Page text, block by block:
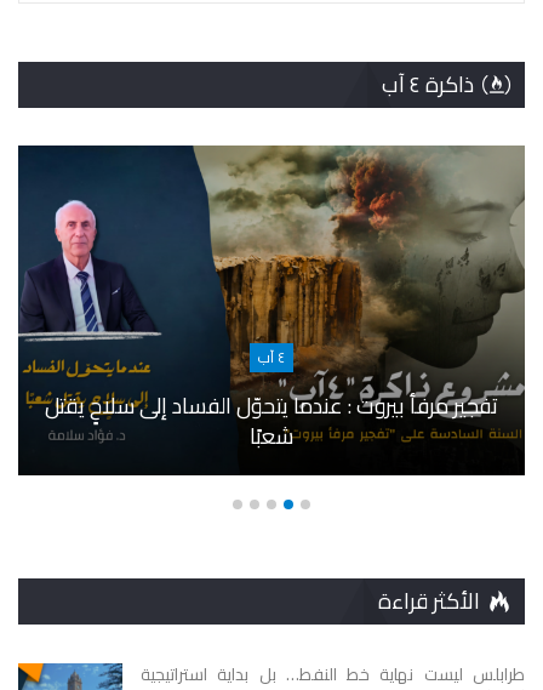
ذاكرة ٤ آب
٤ آب
تفجير مرفأ بيروت : عندما يتحوّل الفساد إلى سلاحٍ يقتل
شعبًا
الأكثر قراءة
طرابلس ليست نهاية خط النفط… بل بداية استراتيجية